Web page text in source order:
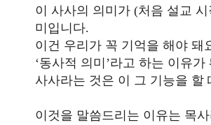
이 사사의 의미가 (처음 설교
미입니다.
이건 우리가 꼭 기억을 해야 돼
‘동사적 의미’라고 하는 이유가
사사라는 것은 이 그 기능을 할
이것을 말씀드리는 이유는 목